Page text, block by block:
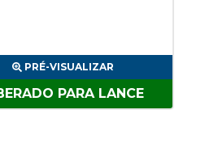
PRÉ-VISUALIZAR
PARA LANCE